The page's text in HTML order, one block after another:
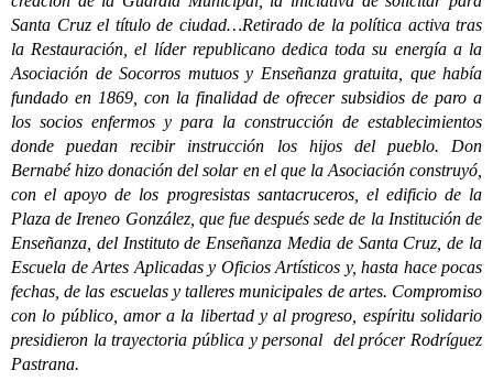
Santa Cruz el título de ciudad…Retirado de la política activa tras
la Restauración, el líder republicano dedica toda su energía a la
Asociación de Socorros mutuos y Enseñanza gratuita, que había
fundado en 1869, con la finalidad de ofrecer subsidios de paro a
los socios enfermos y para la construcción de establecimientos
donde puedan recibir instrucción los hijos del pueblo. Don
Bernabé hizo donación del solar en el que la Asociación construyó,
con el apoyo de los progresistas santacruceros, el edificio de la
Plaza de Ireneo González, que fue después sede de la Institución de
Enseñanza, del Instituto de Enseñanza Media de Santa Cruz, de la
Escuela de Artes Aplicadas y Oficios Artísticos y, hasta hace pocas
fechas, de las escuelas y talleres municipales de artes. Compromiso
con lo público, amor a la libertad y al progreso, espíritu solidario
presidieron la trayectoria pública y personal del prócer Rodríguez
Pastrana.